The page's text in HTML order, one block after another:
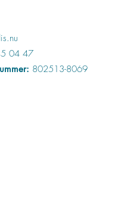
04 47
802513-8069